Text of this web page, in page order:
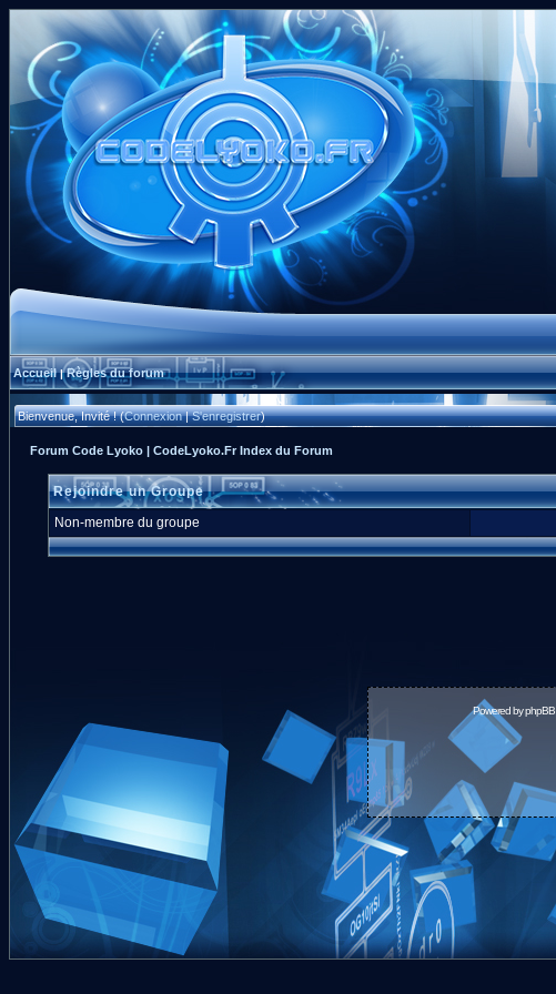
Accueil|Règles du forum
Bienvenue, Invité ! (Connexion|S'enregistrer)
Forum Code Lyoko | CodeLyoko.Fr Index du Forum
Rejoindre un Groupe
Non-membre du groupe
Powered byphpBB